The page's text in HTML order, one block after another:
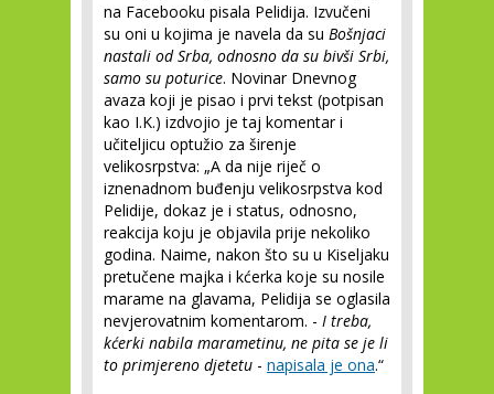
na Facebooku pisala Pelidija. Izvučeni
su oni u kojima je navela da su Bošnjaci
nastali od Srba, odnosno da su bivši Srbi,
samo su poturice. Novinar Dnevnog
avaza koji je pisao i prvi tekst (potpisan
kao I.K.) izdvojio je taj komentar i
učiteljicu optužio za širenje
velikosrpstva: „A da nije riječ o
iznenadnom buđenju velikosrpstva kod
Pelidije, dokaz je i status, odnosno,
reakcija koju je objavila prije nekoliko
godina. Naime, nakon što su u Kiseljaku
pretučene majka i kćerka koje su nosile
marame na glavama, Pelidija se oglasila
nevjerovatnim komentarom. - I treba,
kćerki nabila marametinu, ne pita se je li
to primjereno djetetu - napisala je ona.“